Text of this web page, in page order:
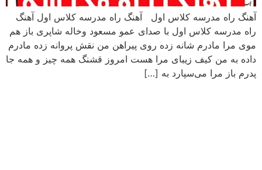
آهنگ راه مدرسه کلاس اول آهنگ راه مدرسه کلاس اول آهنگ
راه مدرسه کلاس اول با صدای عمو مسعود وخاله شاپری باز هم
موی مرا مادرم شانه زده روی پیراهن من نقش پروانه زده مادرم
داده به من کیف زیبای مرا هست امروز قشنگ همه چیز و همه جا
پدرم باز مرا می‌سپارد به […]